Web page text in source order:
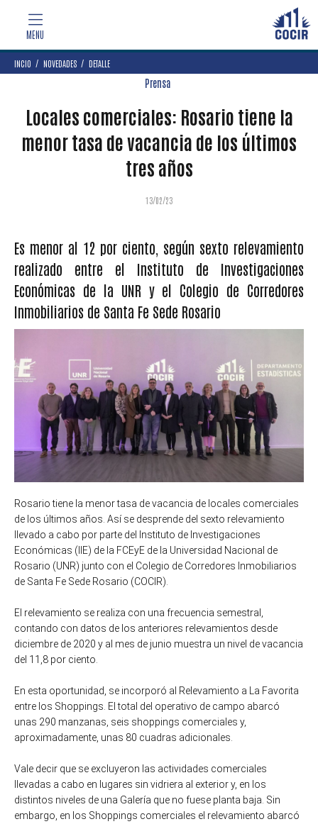
INCIO NOVEDADES DETALLE
Prensa
Locales comerciales: Rosario tiene la
menor tasa de vacancia de los últimos
tres años
13/02/23
Es menor al 12 por ciento, según sexto relevamiento
realizado entre el Instituto de Investigaciones
Económicas de la UNR y el Colegio de Corredores
Inmobiliarios de Santa Fe Sede Rosario
Rosario tiene la menor tasa de vacancia de locales comerciales
de los últimos años. Así se desprende del sexto relevamiento
llevado a cabo por parte del Instituto de Investigaciones
Económicas (IIE) de la FCEyE de la Universidad Nacional de
Rosario (UNR) junto con el Colegio de Corredores Inmobiliarios
de Santa Fe Sede Rosario (COCIR).
El relevamiento se realiza con una frecuencia semestral,
contando con datos de los anteriores relevamientos desde
diciembre de 2020 y al mes de junio muestra un nivel de vacancia
del 11,8 por ciento.
En esta oportunidad, se incorporó al Relevamiento a La Favorita
entre los Shoppings. El total del operativo de campo abarcó
unas 290 manzanas, seis shoppings comerciales y,
aproximadamente, unas 80 cuadras adicionales.
Vale decir que se excluyeron las actividades comerciales
llevadas a cabo en lugares sin vidriera al exterior y, en los
distintos niveles de una Galería que no fuese planta baja. Sin
embargo, en los Shoppings comerciales el relevamiento abarcó